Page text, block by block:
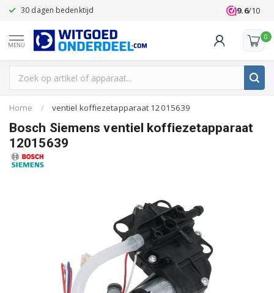
30 dagen bedenktijd Klanten
9.6/10
MENU
0
Home / ventiel koffiezetapparaat 12015639
Bosch Siemens ventiel koffiezetapparaat
12015639